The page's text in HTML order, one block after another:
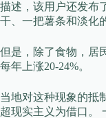
描述，该用户还发
干、一把薯条和淡化
但是，除了食物，居
每年上涨20-24%。
当地对这种现象的抵
超现实主义为借口。